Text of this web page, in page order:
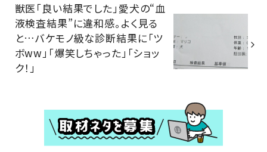
獣医「良い結果でした」愛犬の“血
液検査結果”に違和感。よく見る
と…バケモノ級な診断結果に「ツ
ボww」「爆笑しちゃった」「ショッ
ク！」